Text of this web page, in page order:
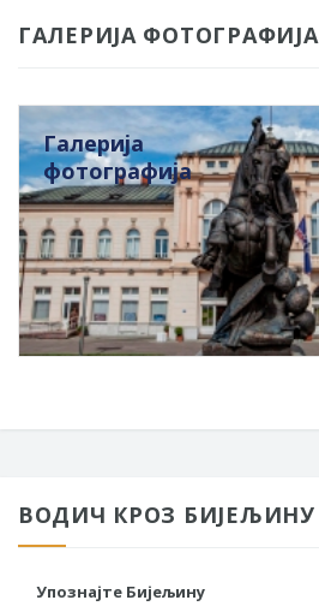
ГАЛЕРИЈА ФОТОГРАФИЈА
Галерија
фотографија
ВОДИЧ КРОЗ БИЈЕЉИНУ
Упознајте Бијељину